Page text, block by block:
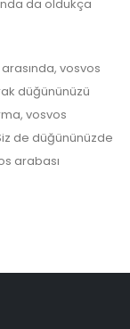
da oldukça
vosvos
düğününüzü
vosvos
de düğününüzde
arabası